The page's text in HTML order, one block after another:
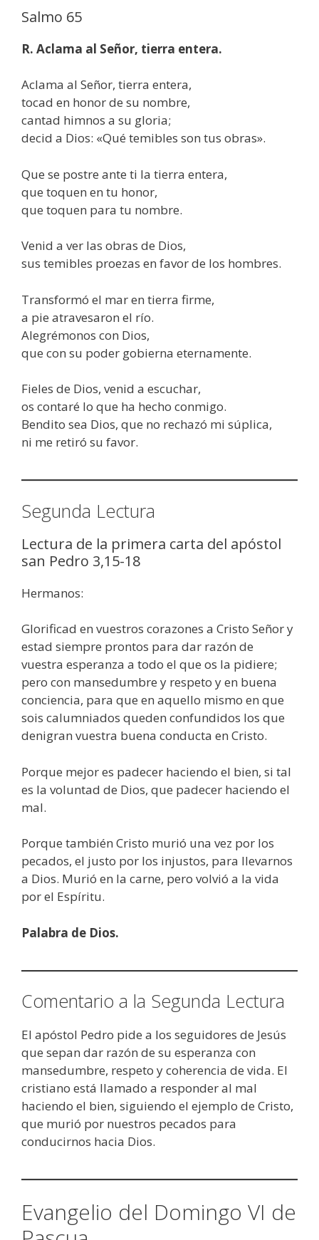
Salmo 65
R. Aclama al Señor, tierra entera.
Aclama al Señor, tierra entera,
tocad en honor de su nombre,
cantad himnos a su gloria;
decid a Dios: «Qué temibles son tus obras».
Que se postre ante ti la tierra entera,
que toquen en tu honor,
que toquen para tu nombre.
Venid a ver las obras de Dios,
sus temibles proezas en favor de los hombres.
Transformó el mar en tierra firme,
a pie atravesaron el río.
Alegrémonos con Dios,
que con su poder gobierna eternamente.
Fieles de Dios, venid a escuchar,
os contaré lo que ha hecho conmigo.
Bendito sea Dios, que no rechazó mi súplica,
ni me retiró su favor.
Segunda Lectura
Lectura de la primera carta del apóstol
san Pedro 3,15-18
Hermanos:
Glorificad en vuestros corazones a Cristo Señor y
estad siempre prontos para dar razón de
vuestra esperanza a todo el que os la pidiere;
pero con mansedumbre y respeto y en buena
conciencia, para que en aquello mismo en que
sois calumniados queden confundidos los que
denigran vuestra buena conducta en Cristo.
Porque mejor es padecer haciendo el bien, si tal
es la voluntad de Dios, que padecer haciendo el
mal.
Porque también Cristo murió una vez por los
pecados, el justo por los injustos, para llevarnos
a Dios. Murió en la carne, pero volvió a la vida
por el Espíritu.
Palabra de Dios.
Comentario a la Segunda Lectura
El apóstol Pedro pide a los seguidores de Jesús
que sepan dar razón de su esperanza con
mansedumbre, respeto y coherencia de vida. El
cristiano está llamado a responder al mal
haciendo el bien, siguiendo el ejemplo de Cristo,
que murió por nuestros pecados para
conducirnos hacia Dios.
Evangelio del Domingo VI de